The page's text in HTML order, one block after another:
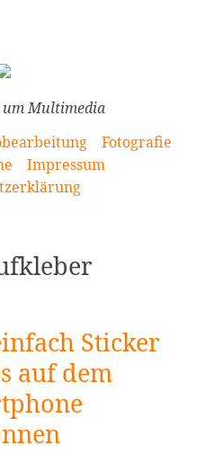
Multimedia
Fotografie
Impressum
Sticker
auf dem